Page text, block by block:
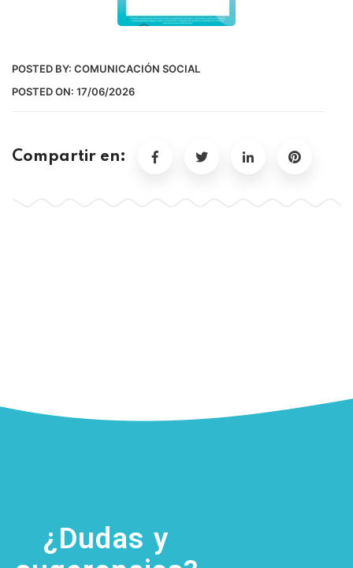
POSTED BY: COMUNICACIÓN SOCIAL
POSTED ON: 17/06/2026
Compartir en:
¿Dudas y